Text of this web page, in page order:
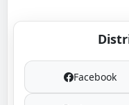
Facebook